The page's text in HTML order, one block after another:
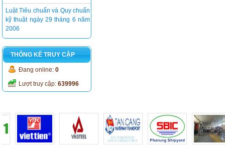
kỹ thuật ngày 29 tháng 6 năm
2006
THỐNG KÊ TRUY CẬP
Đang online: 0
Lượt truy cập: 639996